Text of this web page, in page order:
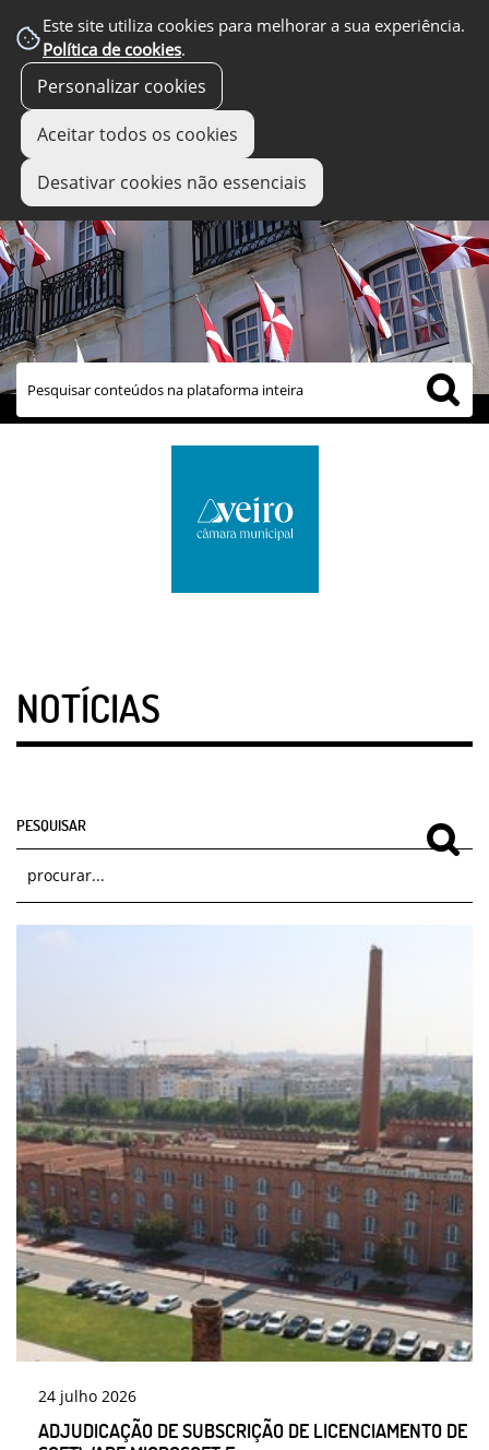
Este site utiliza cookies para melhorar a sua experiência.
Política de cookies.
Personalizar cookies
Aceitar todos os cookies
Desativar cookies não essenciais
links úteis
NOTÍCIAS
PESQUISAR
24 julho 2026
ADJUDICAÇÃO DE SUBSCRIÇÃO DE LICENCIAMENTO DE